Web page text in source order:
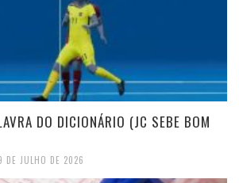
DO DICIONÁRIO (JC SEBE BOM
DE JULHO DE 2026